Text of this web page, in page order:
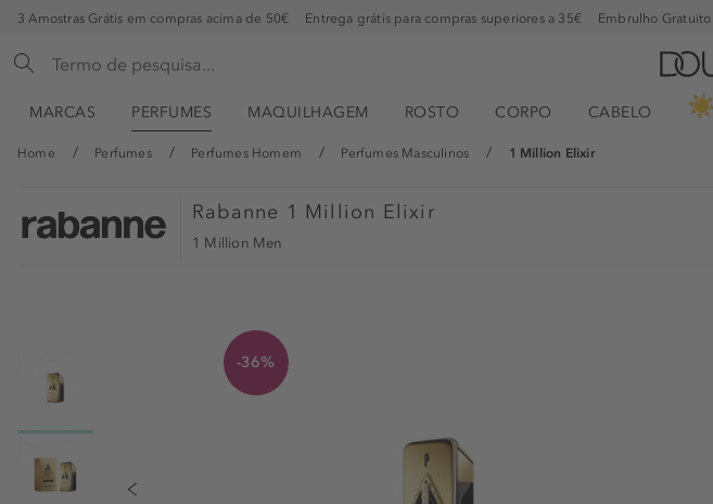
3 Amostras Grátis em compras acima de 50€ Entrega grátis para compras superiores a 35€ Embrulho Gratuito
MARCAS PERFUMES MAQUILHAGEM ROSTO CORPO CABELO
Home Perfumes Perfumes Homem Perfumes Masculinos 1 Million Elixir
Rabanne 1 Million Elixir
1 Million Men
-36%